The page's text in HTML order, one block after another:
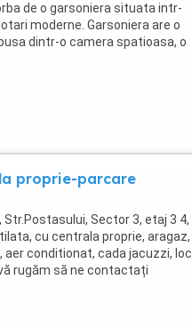
de o garsoniera situata intr-
moderne. Garsoniera are o
dintr-o camera spatioasa, o
proprie-parcare
Sector 3, etaj 3 4,
cu centrala proprie, aragaz,
conditionat, cada jacuzzi, loc
rugăm să ne contactați